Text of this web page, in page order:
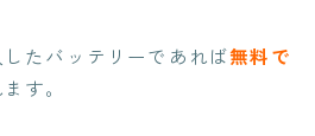
たバッテリーであれば無料で
す。